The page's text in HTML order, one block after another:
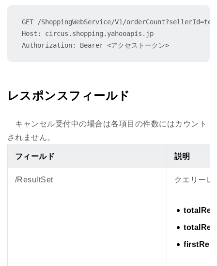
GET /ShoppingWebService/V1/
Host: circus.shopping.yahooapis.jp
Authorization: Bearer <アクセストークン>
レスポンスフィールド
キャンセル受付中の場合は各項目の件数にはカウント
されません。
フィールド 説明
/ResultSet クエリー